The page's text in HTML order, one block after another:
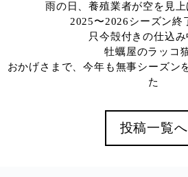
雨の日、養殖業者が空を見
2025〜2026シーズン終
只今殻付きの仕込み
牡蠣屋のラッコ
おかげさまで、今年も無事シーズン
た
投稿一覧へ